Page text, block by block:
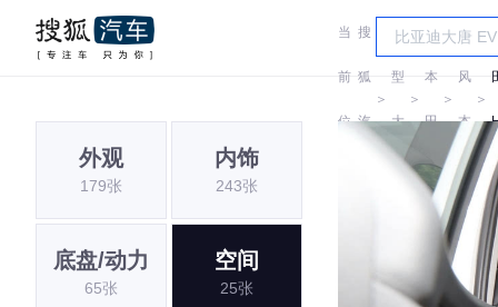
当
前
位
搜
狐
汽
＞
车
型
大
全
＞
本
田
＞
东
风
本
田
＞
外观
179张
内饰
243张
底盘/动力
65张
空间
25张